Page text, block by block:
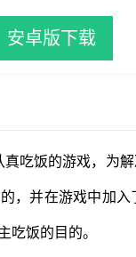
安卓版下载
真吃饭的游戏，为
，并在游戏中加
吃饭的目的。